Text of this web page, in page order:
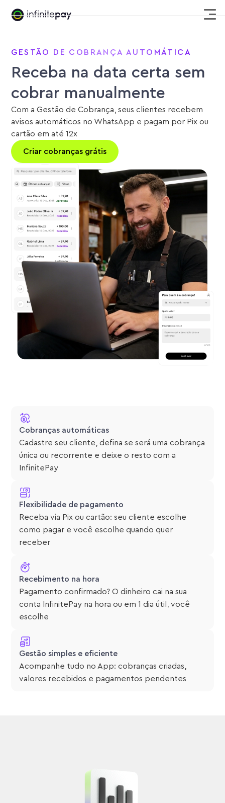
GESTÃO DE COBRANÇA AUTOMÁTICA
Receba na data certa sem
cobrar manualmente
Com a Gestão de Cobrança, seus clientes recebem
avisos automáticos no WhatsApp e pagam por Pix ou
cartão em até 12x
Criar cobranças grátis
Cobranças automáticas
Cadastre seu cliente, defina se será uma cobrança
única ou recorrente e deixe o resto com a
InfinitePay
Flexibilidade de pagamento
Receba via Pix ou cartão: seu cliente escolhe
como pagar e você escolhe quando quer
receber
Recebimento na hora
Pagamento confirmado? O dinheiro cai na sua
conta InfinitePay na hora ou em 1 dia útil, você
escolhe
Gestão simples e eficiente
Acompanhe tudo no App: cobranças criadas,
valores recebidos e pagamentos pendentes